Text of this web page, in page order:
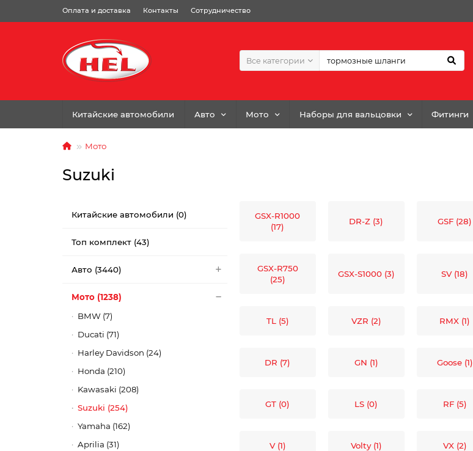
Оплата и доставка Контакты Сотрудничество
Все категории
Китайские автомобили Авто Мото Наборы для вальцовки Фитинги
Мото
Suzuki
Китайские автомобили (0)
Топ комплект (43)
Авто (3440)
Мото (1238)
BMW (7)
Ducati (71)
Harley Davidson (24)
Honda (210)
Kawasaki (208)
Suzuki (254)
Yamaha (162)
Aprilia (31)
GSX-R1000
(17)
DR-Z (3) GSF (28)
GSX-R750
(25)
GSX-S1000 (3) SV (18)
TL (5) VZR (2) RMX (1)
DR (7) GN (1) Goose (1)
GT (0) LS (0) RF (5)
V (1) Volty (1) VX (2)